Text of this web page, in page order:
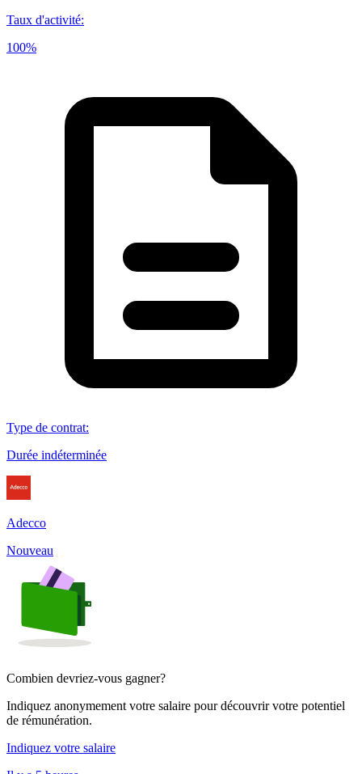
Taux d'activité:
100%
Type de contrat:
Durée indéterminée
Adecco
Nouveau
Combien devriez-vous gagner?
Indiquez anonymement votre salaire pour découvrir votre potentiel
de rémunération.
Indiquez votre salaire